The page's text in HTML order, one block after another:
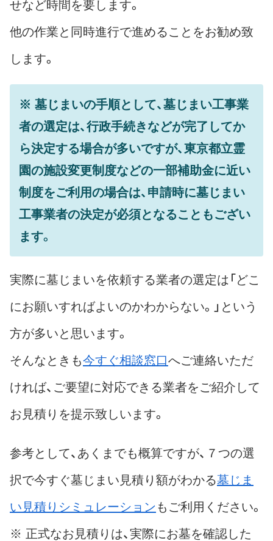
せなど時間を要します。
他の作業と同時進行で進めることをお勧め致
します。
※ 墓じまいの手順として、墓じまい工事業
者の選定は、行政手続きなどが完了してか
ら決定する場合が多いですが、東京都立霊
園の施設変更制度などの一部補助金に近い
制度をご利用の場合は、申請時に墓じまい
工事業者の決定が必須となることもござい
ます。
実際に墓じまいを依頼する業者の選定は「どこ
にお願いすればよいのかわからない。」という
方が多いと思います。
そんなときも今すぐ相談窓口へご連絡いただ
ければ、ご要望に対応できる業者をご紹介して
お見積りを提示致しいます。
参考として、あくまでも概算ですが、７つの選
択で今すぐ墓じまい見積り額がわかる墓じま
い見積りシミュレーションもご利用ください。
※ 正式なお見積りは、実際にお墓を確認した